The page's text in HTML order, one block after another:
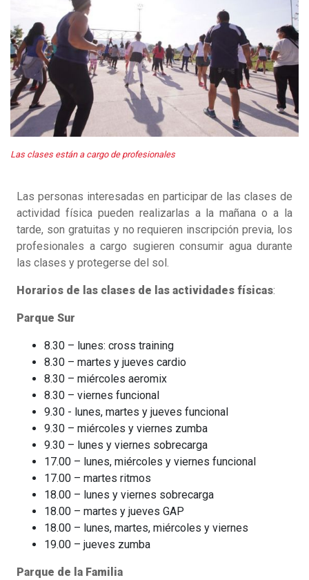
Las clases están a cargo de profesionales
Las personas interesadas en participar de las clases de
actividad física pueden realizarlas a la mañana o a la
tarde, son gratuitas y no requieren inscripción previa, los
profesionales a cargo sugieren consumir agua durante
las clases y protegerse del sol.
Horarios de las clases de las actividades físicas:
Parque Sur
8.30 – lunes: cross training
8.30 – martes y jueves cardio
8.30 – miércoles aeromix
8.30 – viernes funcional
9.30 - lunes, martes y jueves funcional
9.30 – miércoles y viernes zumba
9.30 – lunes y viernes sobrecarga
17.00 – lunes, miércoles y viernes funcional
17.00 – martes ritmos
18.00 – lunes y viernes sobrecarga
18.00 – martes y jueves GAP
18.00 – lunes, martes, miércoles y viernes
19.00 – jueves zumba
Parque de la Familia